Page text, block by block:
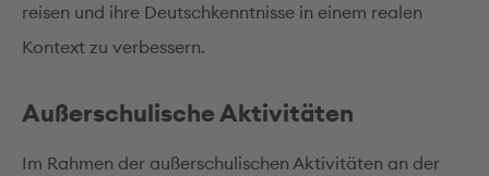
reisen und ihre Deutschkenntnisse in einem realen
Kontext zu verbessern.
Außerschulische Aktivitäten
Im Rahmen der außerschulischen Aktivitäten an der